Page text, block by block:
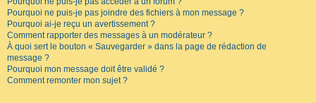
Pourquoi ne puis-je pas joindre des fichiers à mon message ?
Pourquoi ai-je reçu un avertissement ?
Comment rapporter des messages à un modérateur ?
À quoi sert le bouton « Sauvegarder » dans la page de rédaction de
message ?
Pourquoi mon message doit être validé ?
Comment remonter mon sujet ?